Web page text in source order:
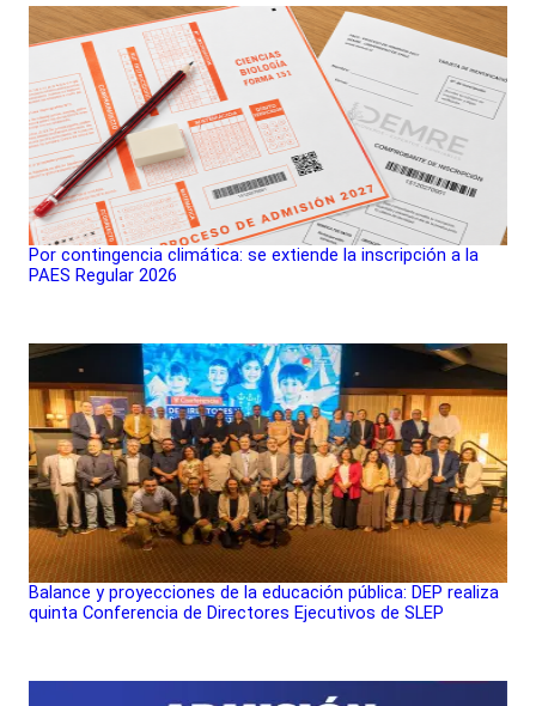
Por contingencia climática: se extiende la inscripción a la
PAES Regular 2026
Balance y proyecciones de la educación pública: DEP realiza
quinta Conferencia de Directores Ejecutivos de SLEP